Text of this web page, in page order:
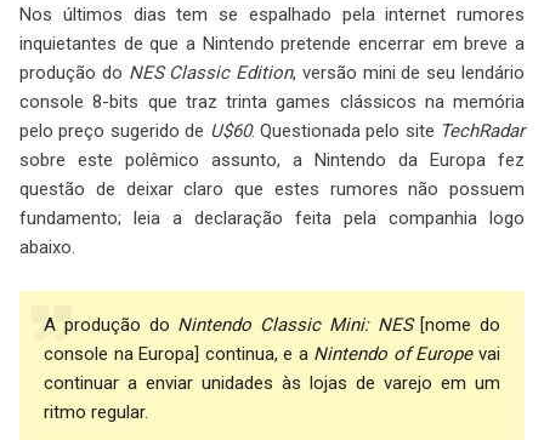
Nos últimos dias tem se espalhado pela internet rumores
inquietantes de que a Nintendo pretende encerrar em breve a
produção do NES Classic Edition, versão mini de seu lendário
console 8-bits que traz trinta games clássicos na memória
pelo preço sugerido de U$60. Questionada pelo site TechRadar
sobre este polêmico assunto, a Nintendo da Europa fez
questão de deixar claro que estes rumores não possuem
fundamento; leia a declaração feita pela companhia logo
abaixo.
A produção do Nintendo Classic Mini: NES[nome do
console na Europa] continua, e a Nintendo of Europevai
continuar a enviar unidades às lojas de varejo em um
ritmo regular.